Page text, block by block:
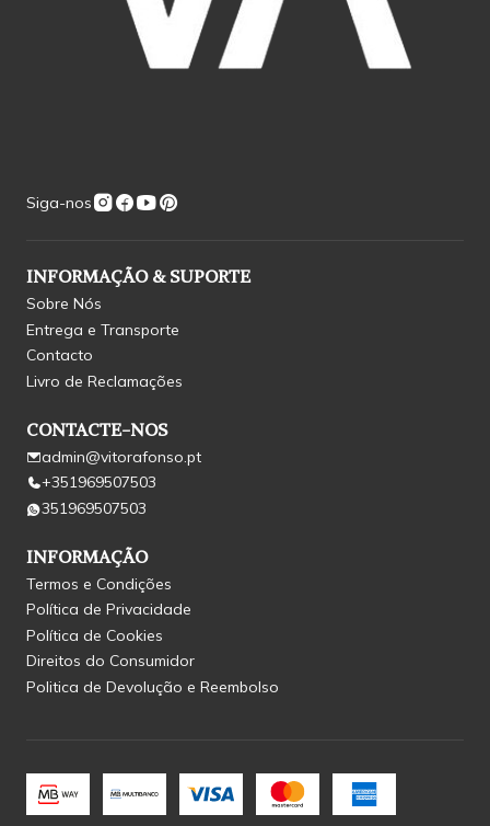
Siga-nos
INFORMAÇÃO & SUPORTE
Sobre Nós
Entrega e Transporte
Contacto
Livro de Reclamações
CONTACTE-NOS
admin@vitorafonso.pt
+351969507503
351969507503
INFORMAÇÃO
Termos e Condições
Política de Privacidade
Política de Cookies
Direitos do Consumidor
Politica de Devolução e Reembolso